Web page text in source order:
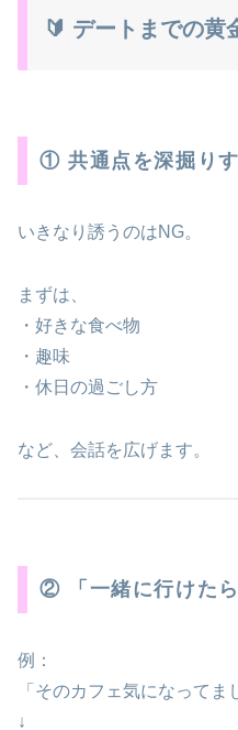
🔰 デートまでの黄
① 共通点を深掘り
いきなり誘うのはNG。
まずは、
・好きな食べ物
・趣味
・休日の過ごし方
など、会話を広げます。
② 「一緒に行けた
例：
「そのカフェ気になってま
↓